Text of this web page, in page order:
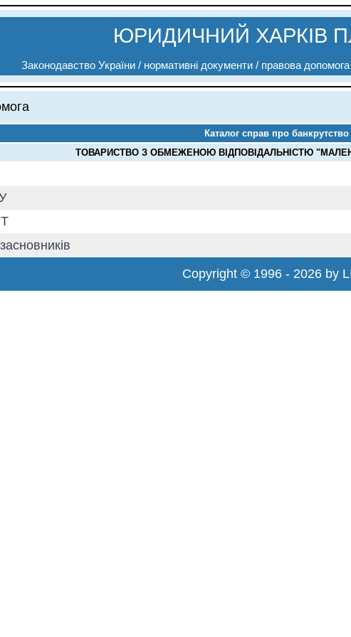
ЮРИДИЧНИЙ ХАРКІВ
Законодавство України / нормативні документи / правова
Каталог справ про банкрутство
ТОВАРИСТВО З ОБМЕЖЕНОЮ ВІДПОВІДАЛЬНІСТЮ
Copyright © 1996 - 2026 by